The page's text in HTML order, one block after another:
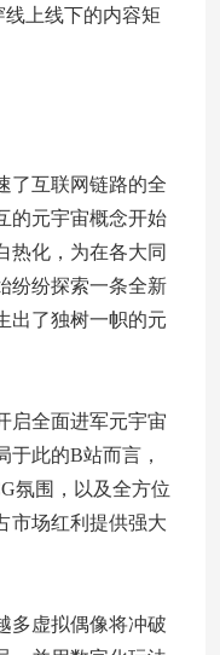
上线下的内容矩
了互联网链路的全
的元宇宙概念开始
热化，为在各大同
纷纷探索一条全新
出了独树一帜的元
启全面进军元宇宙
于此的B站而言，
氛围，以及全方位
市场红利提供强大
多虚拟偶像将冲破